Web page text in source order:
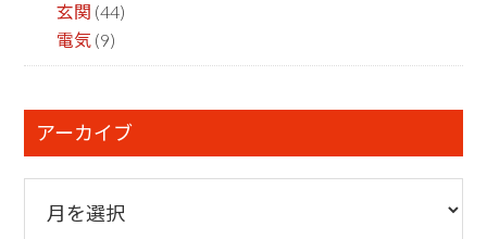
玄関 (44)
電気 (9)
アーカイブ